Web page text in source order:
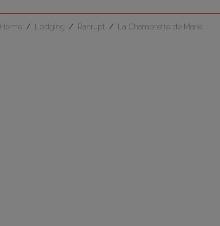
Home / Lodging / Ranrupt / La Chambrette de Marie